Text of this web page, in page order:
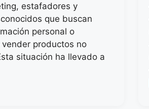
estafadores y
que buscan
personal o
productos no
situación ha llevado a